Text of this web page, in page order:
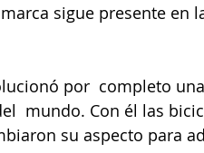
sigue presente en
por  completo una
mundo. Con él las
su aspecto para